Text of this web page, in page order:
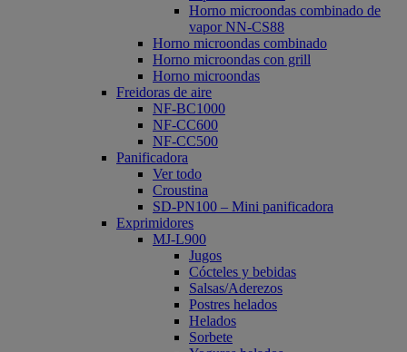
Horno microondas combinado de
vapor NN-CS88
Horno microondas combinado
Horno microondas con grill
Horno microondas
Freidoras de aire
NF-BC1000
NF-CC600
NF-CC500
Panificadora
Ver todo
Croustina
SD-PN100 – Mini panificadora
Exprimidores
MJ-L900
Jugos
Cócteles y bebidas
Salsas/Aderezos
Postres helados
Helados
Sorbete